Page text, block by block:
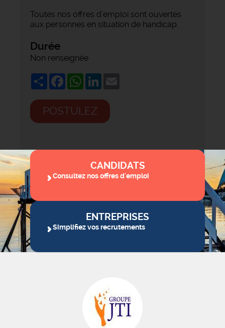
Toutes nos offres d’emploi sont ouvertes
aux personnes en situation de handicap.
Durée
Non renseignée
ShareFacebookWhatsApp
LinkedIn
POSTULEZ
CANDIDATS
Consultez nos offres d'emploi
ENTREPRISES
Simplifiez vos recrutements